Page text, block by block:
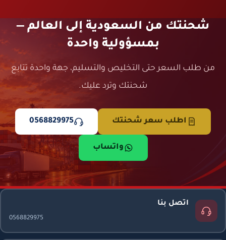
شحنتك من السعودية إلى العالم —
بمسؤولية واحدة
من طلب السعر حتى التخليص والتسليم، جهة واحدة تتابع
شحنتك وترد عليك.
اطلب سعر شحنتك 0568829975
واتساب
اتصل بنا
0568829975